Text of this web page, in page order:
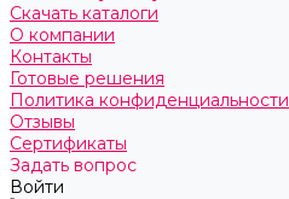
Скачать каталоги
О компании
Контакты
Готовые решения
Политика конфиденциальности
Отзывы
Сертификаты
Задать вопрос
Войти